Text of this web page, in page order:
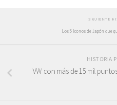
SIGUIENTE
Los 5 íconos de Japón que
HISTORIA
VW con más de 15 mil